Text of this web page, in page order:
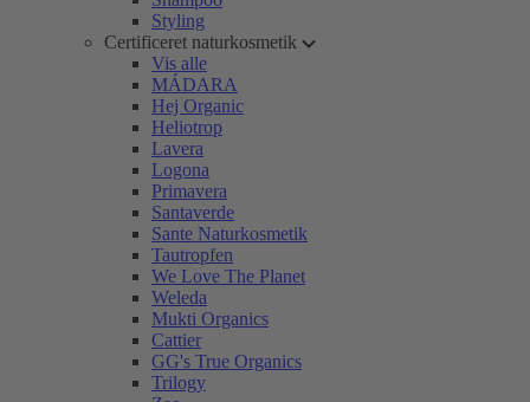
Styling
Certificeret naturkosmetik
Vis alle
MÁDARA
Hej Organic
Heliotrop
Lavera
Logona
Primavera
Santaverde
Sante Naturkosmetik
Tautropfen
We Love The Planet
Weleda
Mukti Organics
Cattier
GG's True Organics
Trilogy